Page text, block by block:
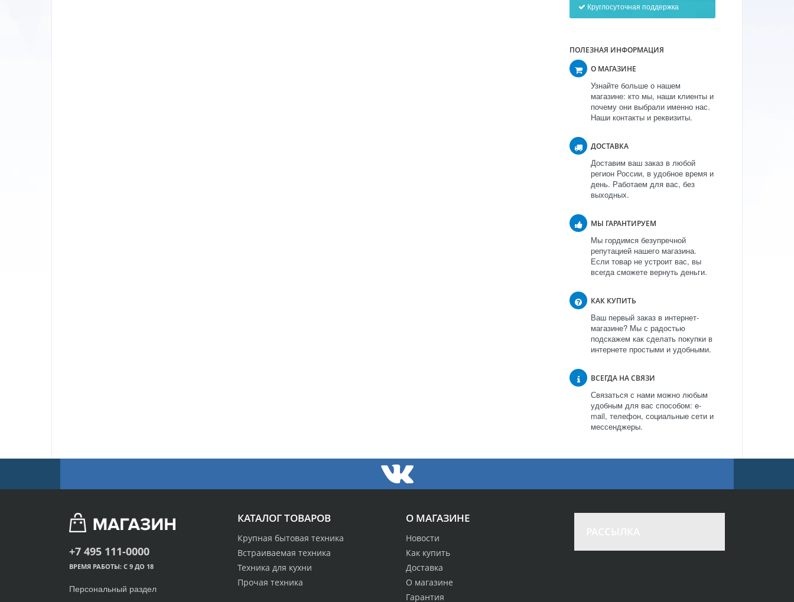
Круглосуточная поддержка
ПОЛЕЗНАЯ ИНФОРМАЦИЯ
О МАГАЗИНЕ
Узнайте больше о нашем
магазине: кто мы, наши клиенты и
почему они выбрали именно нас.
Наши контакты и реквизиты.
ДОСТАВКА
Доставим ваш заказ в любой
регион России, в удобное время и
день. Работаем для вас, без
выходных.
МЫ ГАРАНТИРУЕМ
Мы гордимся безупречной
репутацией нашего магазина.
Если товар не устроит вас, вы
всегда сможете вернуть деньги.
КАК КУПИТЬ
Ваш первый заказ в интернет-
магазине? Мы с радостью
подскажем как сделать покупки в
интернете простыми и удобными.
ВСЕГДА НА СВЯЗИ
Связаться с нами можно любым
удобным для вас способом: e-
mail, телефон, социальные сети и
мессенджеры.
О МАГАЗИНЕ
Новости
Как купить
Доставка
О магазине
Гарантия
КАТАЛОГ ТОВАРОВ
Крупная бытовая техника
Встраиваемая техника
Техника для кухни
Прочая техника
+7 495 111-0000
ВРЕМЯ РАБОТЫ: С 9 ДО 18
Персональный раздел